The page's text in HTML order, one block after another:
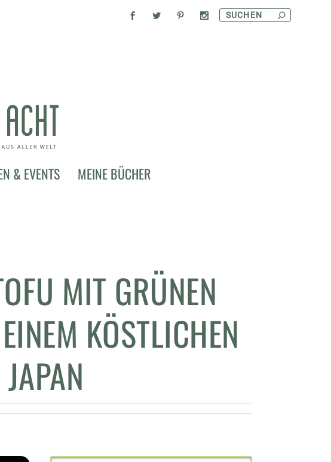
& EVENTS MEINE BÜCHER
MIT GRÜNEN
KÖSTLICHEN